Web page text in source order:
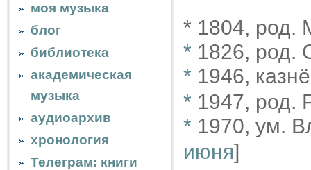
моя музыка
блог
библиотека
академическая
музыка
аудиоархив
хронология
Телеграм: книги
* 1804, род.
* 1826, род.
* 1946,
* 1947, род.
* 1970, ум.
июня]